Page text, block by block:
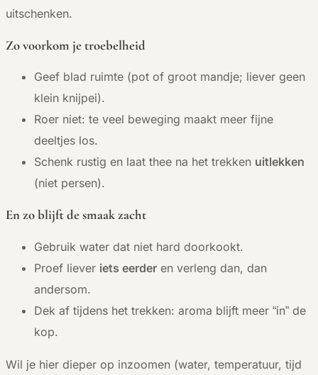
uitschenken.
Zo voorkom je troebelheid
Geef blad ruimte (pot of groot mandje; liever geen
klein knijpei).
Roer niet: te veel beweging maakt meer fijne
deeltjes los.
Schenk rustig en laat thee na het trekken uitlekken
(niet persen).
En zo blijft de smaak zacht
Gebruik water dat niet hard doorkookt.
Proef liever iets eerder en verleng dan, dan
andersom.
Dek af tijdens het trekken: aroma blijft meer “in” de
kop.
Wil je hier dieper op inzoomen (water, temperatuur, tijd